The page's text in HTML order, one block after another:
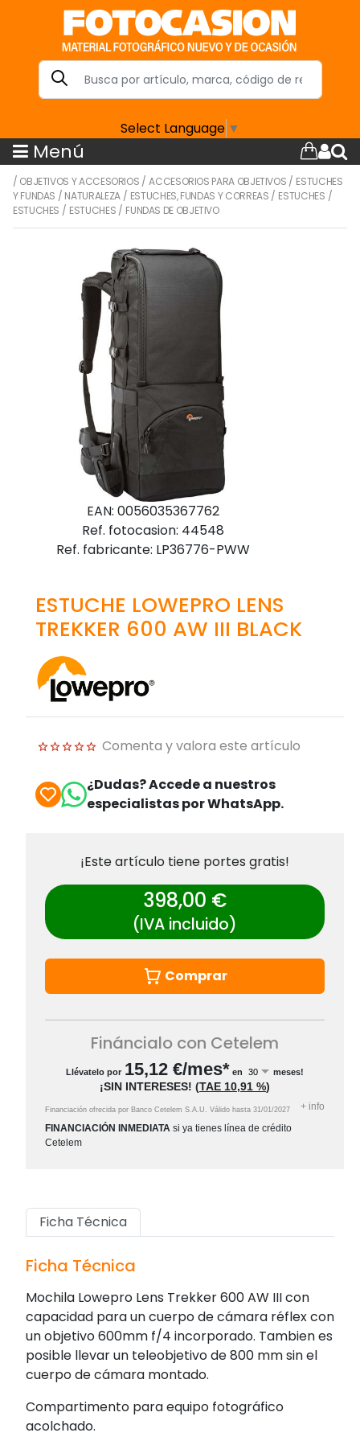
Select Language ▼
Menú
/ OBJETIVOS Y ACCESORIOS /ACCESORIOS PARA OBJETIVOS / ESTUCHES
Y FUNDAS / NATURALEZA/ ESTUCHES, FUNDAS Y CORREAS / ESTUCHES /
ESTUCHES / ESTUCHES / FUNDAS DE OBJETIVO
EAN: 0056035367762
Ref. fotocasion: 44548
Ref. fabricante: LP36776-PWW
ESTUCHE LOWEPRO LENS
TREKKER 600 AW III BLACK
Comenta y valora este artículo
¿Dudas? Accede a nuestros
especialistas por WhatsApp.
¡Este artículo tiene portes gratis!
398,00 €
(IVA incluido)
Comprar
Fináncialo con Cetelem
Llévatelo por 15,12 €/mes* en meses!
¡SIN INTERESES! (TAE 10,91 %)
Financiación ofrecida por Banco Cetelem S.A.U. Válido hasta 31/01/2027 + info
FINANCIACIÓN INMEDIATA si ya tienes línea de crédito
Cetelem
Ficha Técnica
Ficha Técnica
Mochila Lowepro Lens Trekker 600 AW III con
capacidad para un cuerpo de cámara réflex con
un objetivo 600mm f/4 incorporado. Tambien es
posible llevar un teleobjetivo de 800 mm sin el
cuerpo de cámara montado.
Compartimento para equipo fotográfico
acolchado.